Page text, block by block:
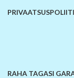
RAHA TAGASI